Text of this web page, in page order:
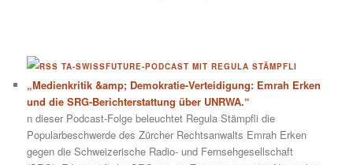
TA-SWISSFUTURE-PODCAST MIT REGULA STÄMPFLI
„Medienkritik &amp; Demokratie-Verteidigung: Emrah Erken
und die SRG-Berichterstattung über UNRWA.“
n dieser Podcast-Folge beleuchtet Regula Stämpfli die
Popularbeschwerde des Zürcher Rechtsanwalts Emrah Erken
gegen die Schweizerische Radio- und Fernsehgesellschaft